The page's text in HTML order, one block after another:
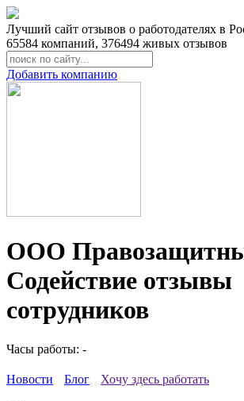
Лучший сайт отзывов о работодателях в
65584 компаний, 376494 живых отзывов
Добавить компанию
ООО
Содействие отзывы
сотрудников
Часы работы: -
Новости Блог Хочу здесь работать